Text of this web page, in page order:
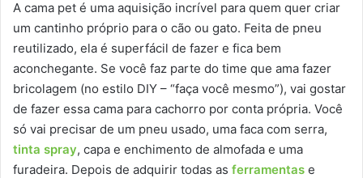
A cama pet é uma aquisição incrível para quem quer criar
um cantinho próprio para o cão ou gato. Feita de pneu
reutilizado, ela é superfácil de fazer e fica bem
aconchegante. Se você faz parte do time que ama fazer
bricolagem (no estilo DIY – “faça você mesmo”), vai gostar
de fazer essa cama para cachorro por conta própria. Você
só vai precisar de um pneu usado, uma faca com serra,
tinta spray, capa e enchimento de almofada e uma
furadeira. Depois de adquirir todas as ferramentas e